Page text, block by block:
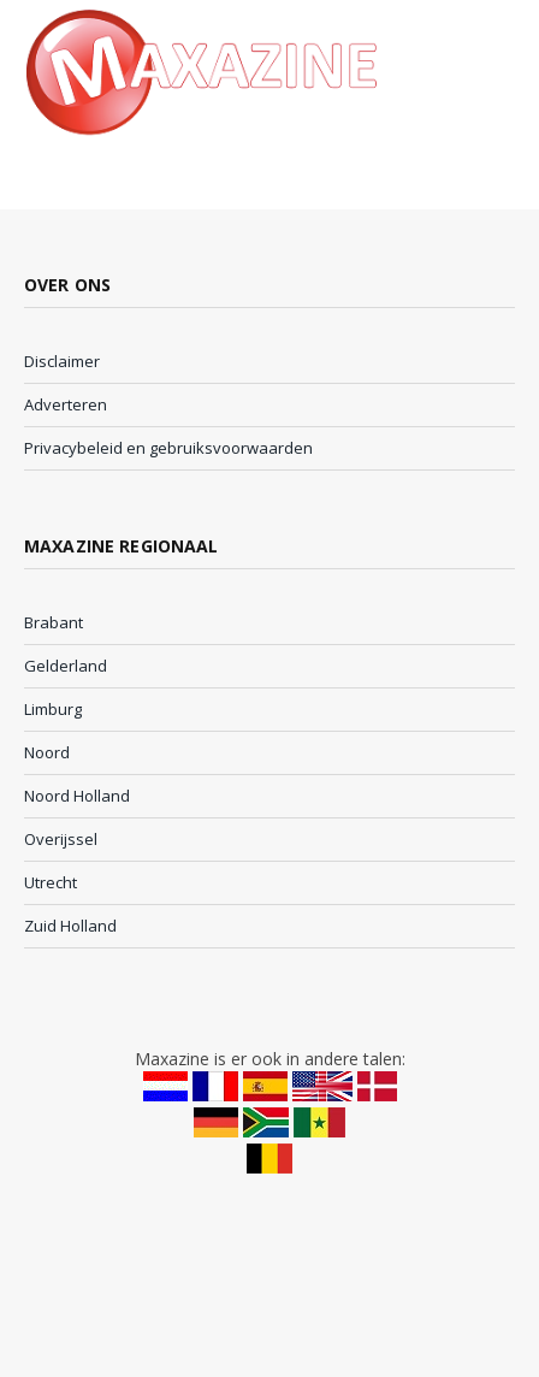
OVER ONS
Disclaimer
Adverteren
Privacybeleid en gebruiksvoorwaarden
MAXAZINE REGIONAAL
Brabant
Gelderland
Limburg
Noord
Noord Holland
Overijssel
Utrecht
Zuid Holland
Maxazine is er ook in andere talen: